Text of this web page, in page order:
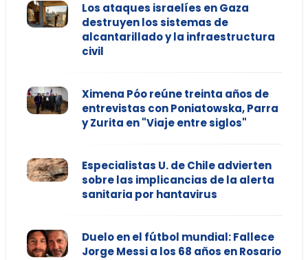
Los ataques israelíes en Gaza
destruyen los sistemas de
alcantarillado y la infraestructura
civil
Ximena Póo reúne treinta años de
entrevistas con Poniatowska, Parra
y Zurita en "Viaje entre siglos"
Especialistas U. de Chile advierten
sobre las implicancias de la alerta
sanitaria por hantavirus
Duelo en el fútbol mundial: Fallece
Jorge Messi a los 68 años en Rosario